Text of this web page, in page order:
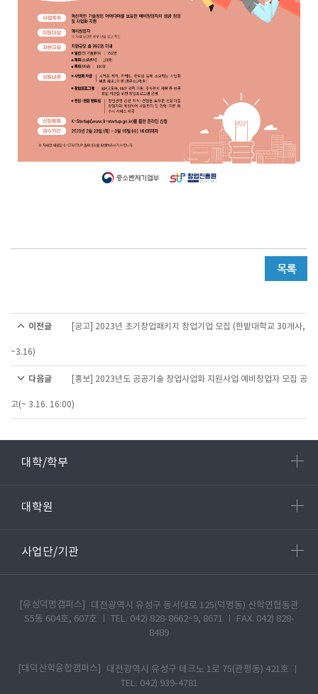
이전글 [공고] 2023년 초기창업패키지 창업기업 모집 (한밭대학교 30개사,
~3.16)
다음글 [홍보] 2023년도 공공기술 창업사업화 지원사업 예비창업자 모집 공
고(~ 3.16. 16:00)
대학/학부
대학원
사업단/기관
[유성덕명캠퍼스]
대전광역시 유성구 동서대로 125(덕명동) 산학연협동관
S5동 604호, 607호 ㅣ TEL. 042) 828-8662~9, 8671 ㅣ FAX. 042) 828-
8489
[대덕산학융합캠퍼스]
대전광역시 유성구 테크노 1로 75(관평동) 421호 ㅣ
TEL. 042) 939-4781